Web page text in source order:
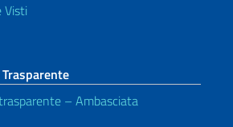
Visti
– Ambasciata